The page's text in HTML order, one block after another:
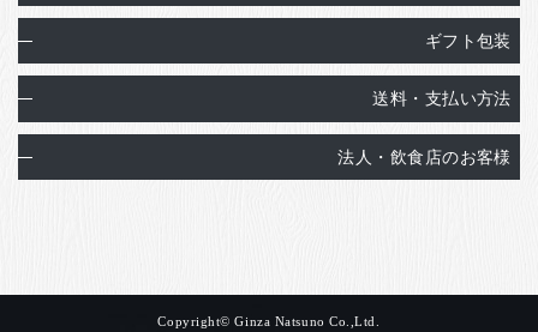
ギフト包装
送料・支払い方法
法人・飲食店のお客様
Copyright© Ginza Natsuno Co.,Ltd.